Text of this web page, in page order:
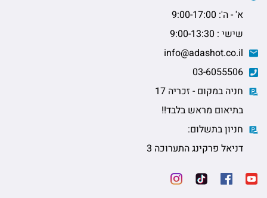
א' - ה': 9:00-17:00
שישי : 9:00-13:30
חניה במקום - זכריה 17
בתיאום מראש בלבד!!
חניון בתשלום:
דניאל פרקינג התערוכה 3